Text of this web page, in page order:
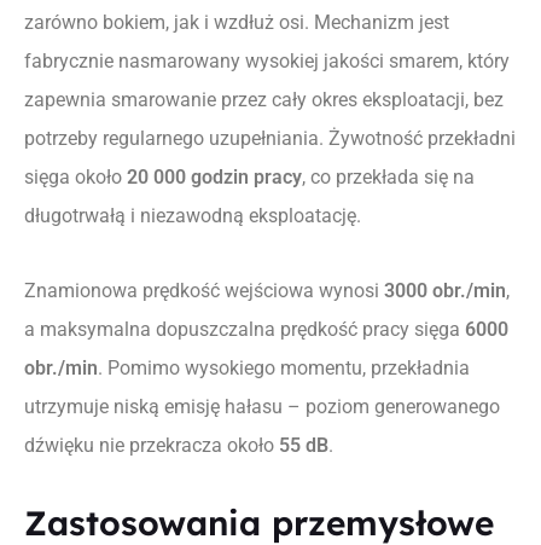
zarówno bokiem, jak i wzdłuż osi. Mechanizm jest
fabrycznie nasmarowany wysokiej jakości smarem, który
zapewnia smarowanie przez cały okres eksploatacji, bez
potrzeby regularnego uzupełniania. Żywotność przekładni
sięga około 20 000 godzin pracy, co przekłada się na
długotrwałą i niezawodną eksploatację.
Znamionowa prędkość wejściowa wynosi 3000 obr./min,
a maksymalna dopuszczalna prędkość pracy sięga 6000
obr./min. Pomimo wysokiego momentu, przekładnia
utrzymuje niską emisję hałasu – poziom generowanego
dźwięku nie przekracza około 55 dB.
Zastosowania przemysłowe